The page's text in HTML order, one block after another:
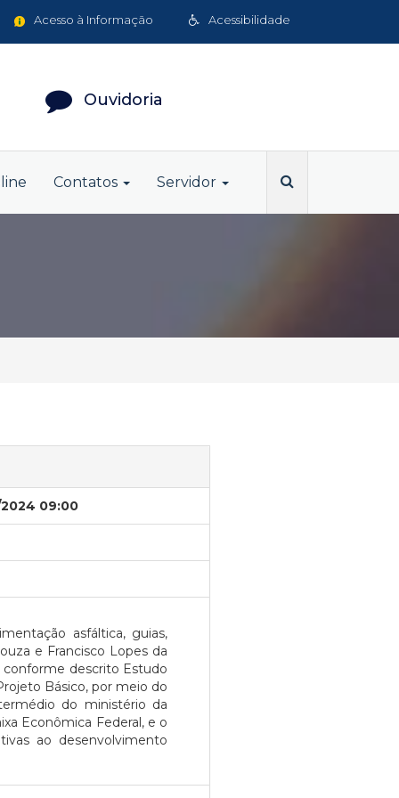
Acessibilidade
Acesso à Informação
Ouvidoria
Contatos Servidor
09:00
asfáltica, guias,
e Francisco Lopes da
conforme descrito Estudo
Básico, por meio do
do ministério da
Econômica Federal, e o
ao desenvolvimento